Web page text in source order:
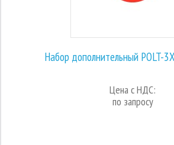
Набор дополнительный POLT-
Цена с НДС:
по запросу